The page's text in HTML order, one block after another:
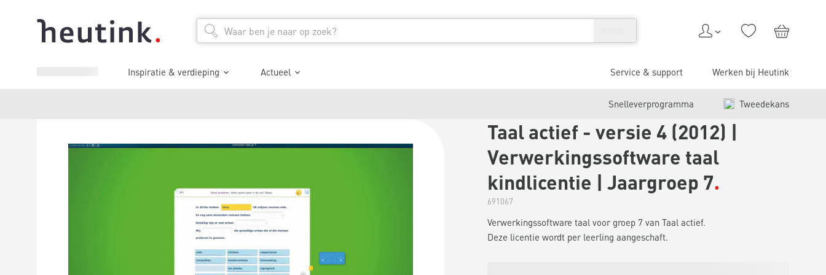
Inspiratie & verdieping Actueel Service & support Werken bij Heutink
Snelleverprogramma Tweedekans
Taal actief - versie 4 (2012) |
Verwerkingssoftware taal
kindlicentie | Jaargroep 7
691067
Verwerkingssoftware taal voor groep 7 van Taal actief.
Deze licentie wordt per leerling aangeschaft.